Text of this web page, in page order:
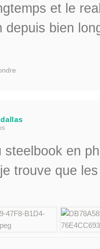
et le
depuis bien
steelbook en
trouve que